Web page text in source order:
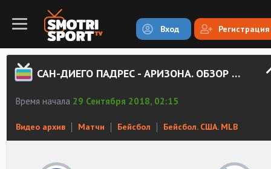
Вход Регистрация
САН-ДИЕГО ПАДРЕС - АРИЗОНА. ОБЗОР МАТЧА
Время начала 29 Сентября 2018, 02:15
Видео архив Матчи Бейсбол Бейсбол. США. MLB